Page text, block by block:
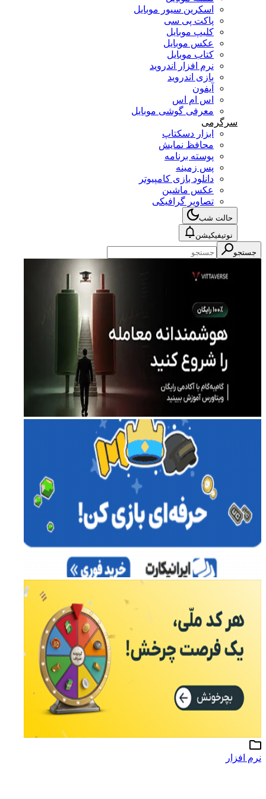
اسکرین سیور موبایل
پاکت پی سی
کلیپ موبایل
عکس موبایل
کتاب موبایل
نرم افزار اندروید
بازی اندروید
آیفون
اس ام اس
معرفی گوشی موبایل
سرگرمی
ابزار دسکتاپ
محافظ نمایش
پوسته برنامه
پس زمینه
دانلود بازی کامپیوتر
عکس ماشین
تصاویر گرافیکی
حالت شب
نوتیفیکیشن
جستجو
نرم افزار